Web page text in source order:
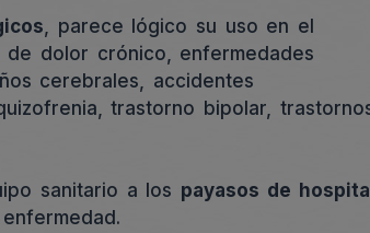
, parece lógico su uso en el
dolor crónico, enfermedades
cerebrales, accidentes
trastorno bipolar,
sanitario a los payasos de